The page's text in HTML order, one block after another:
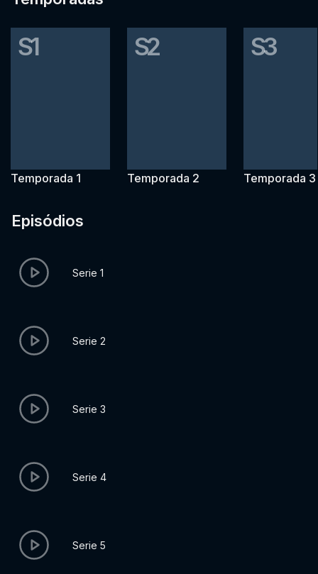
S1
Temporada 1
S2
Temporada 2
S3
Temporada 3
Episódios
Serie 1
Serie 2
Serie 3
Serie 4
Serie 5